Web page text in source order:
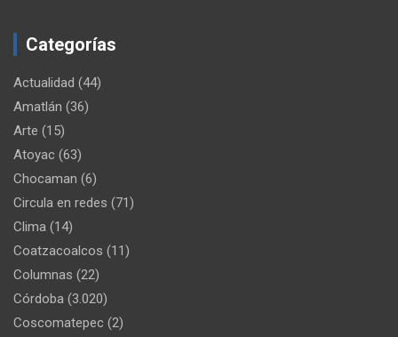
Categorías
Actualidad (44)
Amatlán (36)
Arte (15)
Atoyac (63)
Chocaman (6)
Circula en redes (71)
Clima (14)
Coatzacoalcos (11)
Columnas (22)
Córdoba (3.020)
Coscomatepec (2)